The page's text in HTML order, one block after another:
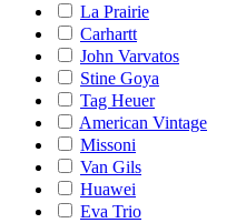
La Prairie
Carhartt
John Varvatos
Stine Goya
Tag Heuer
American Vintage
Missoni
Van Gils
Huawei
Eva Trio